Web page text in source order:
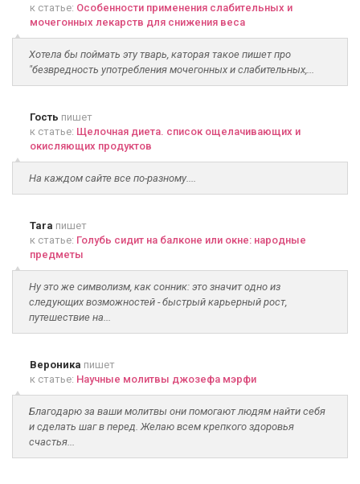
к статье: Особенности применения слабительных и
мочегонных лекарств для снижения веса
Хотела бы поймать эту тварь, каторая такое пишет про
"безвредность употребления мочегонных и слабительных,...
Гость пишет
к статье: Щелочная диета. список ощелачивающих и
окисляющих продуктов
На каждом сайте все по-разному....
Tara пишет
к статье: Голубь сидит на балконе или окне: народные
предметы
Ну это же символизм, как сонник: это значит одно из
следующих возможностей - быстрый карьерный рост,
путешествие на...
Вероника пишет
к статье: Научные молитвы джозефа мэрфи
Благодарю за ваши молитвы они помогают людям найти себя
и сделать шаг в перед. Желаю всем крепкого здоровья
счастья...